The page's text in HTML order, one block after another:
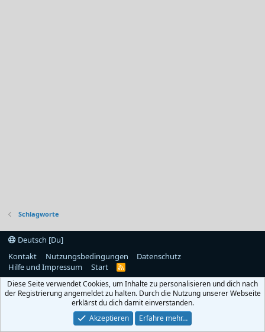
Schlagworte
Deutsch [Du]
Kontakt
Nutzungsbedingungen
Datenschutz
Hilfe und Impressum
Start
R
S
Diese Seite verwendet Cookies, um Inhalte zu personalisieren und dich nach
der Registrierung angemeldet zu halten. Durch die Nutzung unserer Webseite
erklärst du dich damit einverstanden.
Akzeptieren
Erfahre mehr…